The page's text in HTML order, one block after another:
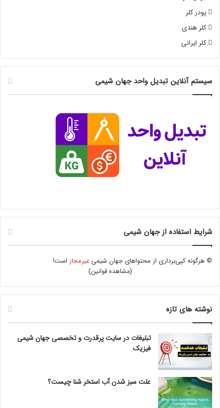
پودر کلر
کلر هندی
کلر ایرانی
سیستم آنلاین تبدیل واحد جهان شیمی
شرایط استفاده از جهان شیمی
© هرگونه کپی‌برداری از محتواهای جهان شیمیغیرمجاز است!
(مشاهده قوانین)
نوشته های تازه
تبلیغات در سایت پرقدرت و تخصصی جهان شیمی
فیزیک
علت سبز شدن آب استخر شنا چیست؟